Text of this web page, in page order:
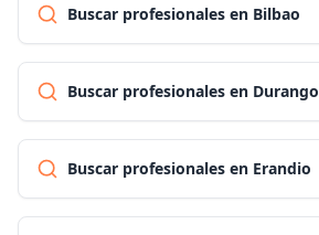
Buscar profesionales en Bilbao
Buscar profesionales en Durango
Buscar profesionales en Erandio